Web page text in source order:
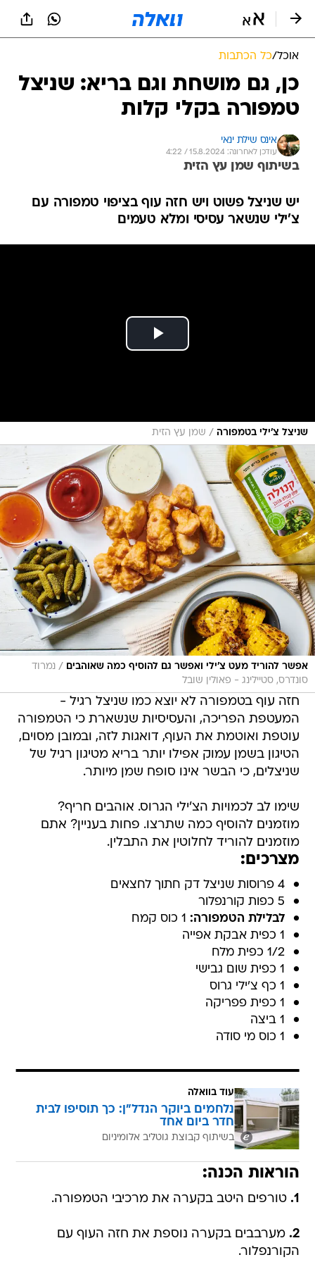
אוכל/כל הכתבות
כן, גם מושחת וגם בריא: שניצל
טמפורה בקלי קלות
אינס שילת ינאי
עודכן לאחרונה: 15.8.2024 / 4:22
בשיתוף שמן עץ הזית
יש שניצל פשוט ויש חזה עוף בציפוי טמפורה עם
צ'ילי שנשאר עסיסי ומלא טעמים
שניצל צ'ילי בטמפורה / שמן עץ הזית
אפשר להוריד מעט צ'ילי ואפשר גם להוסיף כמה שאוהבים / נמרוד
סונדרס, סטיילינג - פאולין שובל
חזה עוף בטמפורה לא יוצא כמו שניצל רגיל -
המעטפת הפריכה, והעסיסיות שנשארת כי הטמפורה
עוטפת ואוטמת את העוף, דואגות לזה, ובמובן מסוים,
הטיגון בשמן עמוק אפילו יותר בריא מטיגון רגיל של
שניצלים, כי הבשר אינו סופח שמן מיותר.
שימו לב לכמויות הצ'ילי הגרוס. אוהבים חריף?
מוזמנים להוסיף כמה שתרצו. פחות בעניין? אתם
מוזמנים להוריד לחלוטין את התבלין.
מצרכים:
4 פרוסות שניצל דק חתוך לחצאים
5 כפות קורנפלור
לבלילת הטמפורה:
1 כפית אבקת אפייה
1/2 כפית מלח
1 כפית שום גבישי
1 כף צ'ילי גרוס
1 כפית פפריקה
1 ביצה
1 כוס מי סודה
עוד בוואלה
נלחמים ביוקר הנדל"ן: כך תוסיפו לבית
חדר ביום אחד
בשיתוף קבוצת גוטליב אלומיניום
הוראות הכנה:
1. טורפים היטב בקערה את מרכיבי הטמפורה.
2. מערבבים בקערה נוספת את חזה העוף עם
הקורנפלור.